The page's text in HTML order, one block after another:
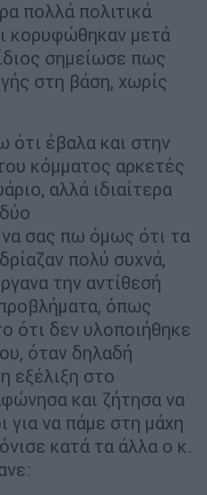
πολλά πολιτικά
κορυφώθηκαν μετά
σημείωσε πως
στη βάση, χωρίς
έβαλα και στην
κόμματος αρκετές
αλλά ιδιαίτερα
σας πω όμως ότι τα
πολύ συχνά,
την αντίθεσή
όπως
ότι δεν υλοποιήθηκε
όταν δηλαδή
εξέλιξη στο
και ζήτησα να
για να πάμε στη μάχη
κατά τα άλλα ο κ.